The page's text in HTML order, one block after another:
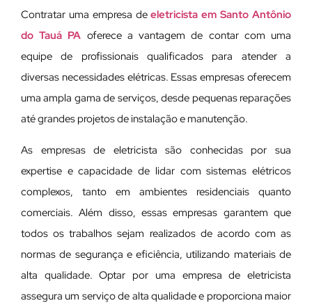
Contratar uma empresa deeletricista em Santo Antônio
do Tauá PA oferece a vantagem de contar com uma
equipe de profissionais qualificados para atender a
diversas necessidades elétricas. Essas empresas oferecem
uma ampla gama de serviços, desde pequenas reparações
até grandes projetos de instalação e manutenção.
As empresas de eletricista são conhecidas por sua
expertise e capacidade de lidar com sistemas elétricos
complexos, tanto em ambientes residenciais quanto
comerciais. Além disso, essas empresas garantem que
todos os trabalhos sejam realizados de acordo com as
normas de segurança e eficiência, utilizando materiais de
alta qualidade. Optar por uma empresa de eletricista
assegura um serviço de alta qualidade e proporciona maior